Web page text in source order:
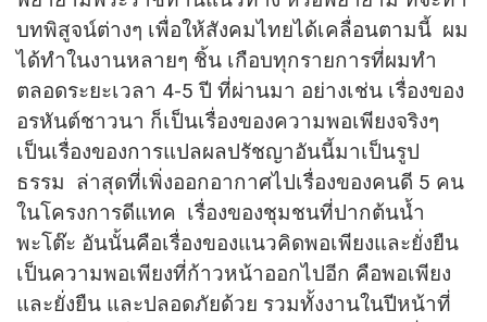
บทพิสูจน์ต่างๆ เพื่อให้สังคมไทยได้เคลื่อนตามนี้ ผม
ได้ทำในงานหลายๆ ชิ้น เกือบทุกรายการที่ผมทำ
ตลอดระยะเวลา 4-5 ปี ที่ผ่านมา อย่างเช่น เรื่องของ
อรหันต์ชาวนา ก็เป็นเรื่องของความพอเพียงจริงๆ
เป็นเรื่องของการแปลผลปรัชญาอันนี้มาเป็นรูป
ธรรม ล่าสุดที่เพิ่งออกอากาศไปเรื่องของคนดี 5 คน
ในโครงการดีแทค เรื่องของชุมชนที่ปากต้นน้ำ
พะโต๊ะ อันนั้นคือเรื่องของแนวคิดพอเพียงและยั่งยืน
เป็นความพอเพียงที่ก้าวหน้าออกไปอีก คือพอเพียง
และยั่งยืน และปลอดภัยด้วย รวมทั้งงานในปีหน้าที่